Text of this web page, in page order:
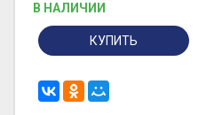
В НАЛИЧИИ
КУПИТЬ